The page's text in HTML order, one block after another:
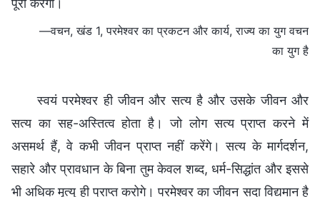
—वचन, खंड 1, परमेश्वर का प्रकटन और कार्य, राज्य का युग वचन
का युग है
स्वयं परमेश्वर ही जीवन और सत्य है और उसके जीवन और
सत्य का सह-अस्तित्व होता है। जो लोग सत्य प्राप्त करने में
असमर्थ हैं, वे कभी जीवन प्राप्त नहीं करेंगे। सत्य के मार्गदर्शन,
सहारे और प्रावधान के बिना तुम केवल शब्द, धर्म-सिद्धांत और इससे
भी अधिक मृत्यु ही प्राप्त करोगे। परमेश्वर का जीवन सदा विद्यमान है